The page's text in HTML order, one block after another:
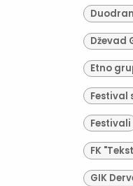
Dževad
Etno
Festival
Festivali
FK
GIK